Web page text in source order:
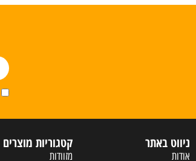
ניווט באתר
אודות
קטגוריות מוצרים
מזוודות